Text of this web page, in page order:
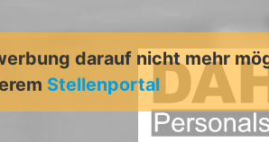
darauf nicht mehr
Stellenportal